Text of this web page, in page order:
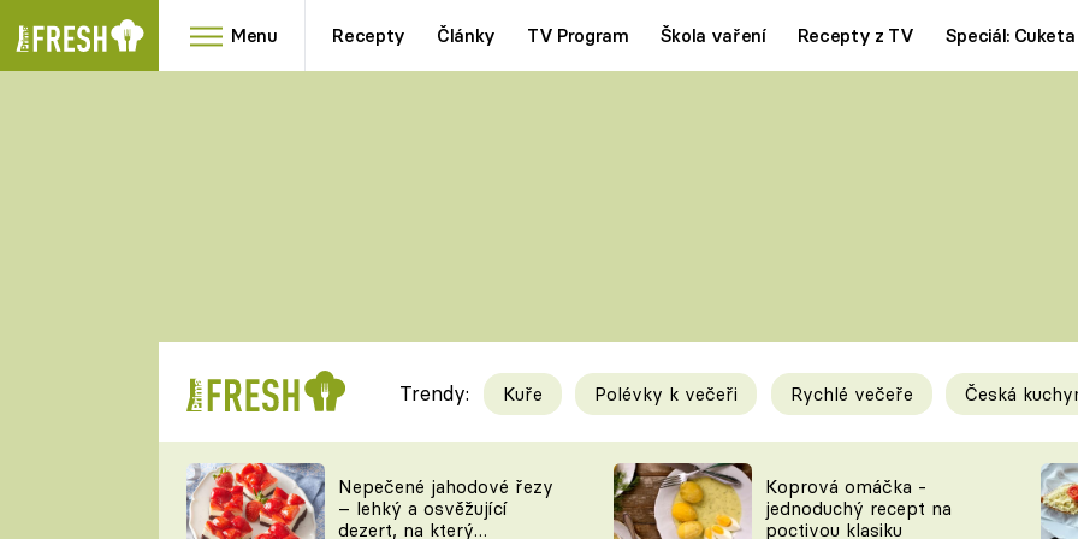
Menu Recepty Články TV Program Škola vaření Recepty z TV Speciál: Cuketa
RYCHLOVKY
Videorecepty
TEĎ VAŘÍ ŠÉF!
Tipy a triky
KAM ZA JÍDLEM
Trendy: Kuře Polévky k večeři Rychlé večeře Česká
Nepečené jahodové řezy
– lehký a osvěžující
dezert, na který
Koprová omáčka -
jednoduchý recept na
poctivou klasiku